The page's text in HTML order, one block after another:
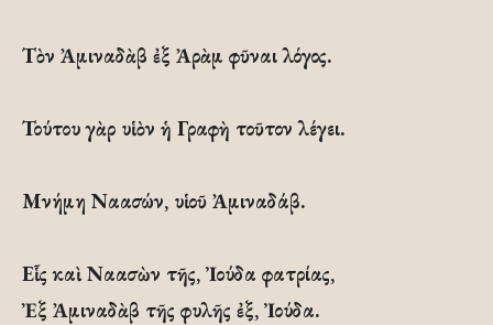
Τὸν Ἀμιναδὰβ ἐξ Ἀρὰμ φῦναι λόγος.
Τούτου γὰρ υἱὸν ἡ Γραφὴ τοῦτον λέγει.
Μνήμη Ναασών, υἱοῦ Ἀμιναδάβ.
Εἷς καὶ Ναασὼν τῆς, Ἰούδα φατρίας,
Ἐξ Ἀμιναδὰβ τῆς φυλῆς ἐξ, Ἰούδα.